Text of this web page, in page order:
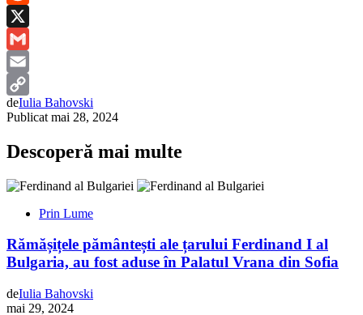
Reddit
X
Gmail
Email
Copy
deIulia Bahovski
Publicat mai 28, 2024
Descoperă mai multe
Prin Lume
Rămășițele pământești ale țarului Ferdinand I al
Bulgaria, au fost aduse în Palatul Vrana din Sofia
deIulia Bahovski
mai 29, 2024